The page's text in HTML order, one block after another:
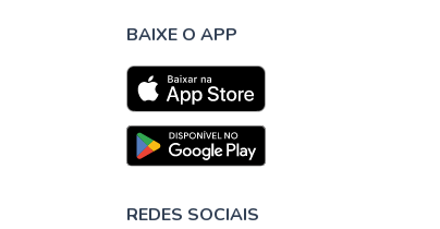
BAIXE O APP
REDES SOCIAIS